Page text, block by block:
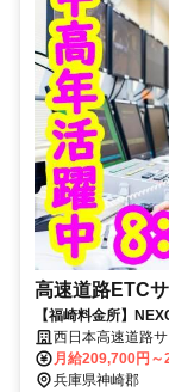
高速道路ETC
【福崎料金所】
社員登用もあり
西日本高速道路
月給209,700円～
兵庫県神崎郡